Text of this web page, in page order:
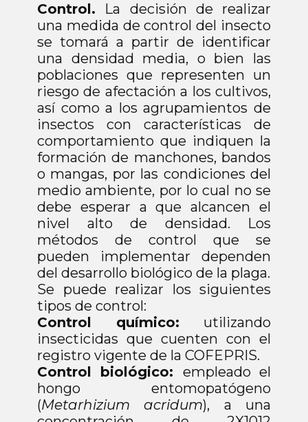
Control. La decisión de realizar
una medida de control del insecto
se tomará a partir de identificar
una densidad media, o bien las
poblaciones que representen un
riesgo de afectación a los cultivos,
así como a los agrupamientos de
insectos con características de
comportamiento que indiquen la
formación de manchones, bandos
o mangas, por las condiciones del
medio ambiente, por lo cual no se
debe esperar a que alcancen el
nivel alto de densidad. Los
métodos de control que se
pueden implementar dependen
del desarrollo biológico de la plaga.
Se puede realizar los siguientes
tipos de control:
Control químico: utilizando
insecticidas que cuenten con el
registro vigente de la COFEPRIS.
Control biológico: empleado el
hongo entomopatógeno
(Metarhizium acridum), a una